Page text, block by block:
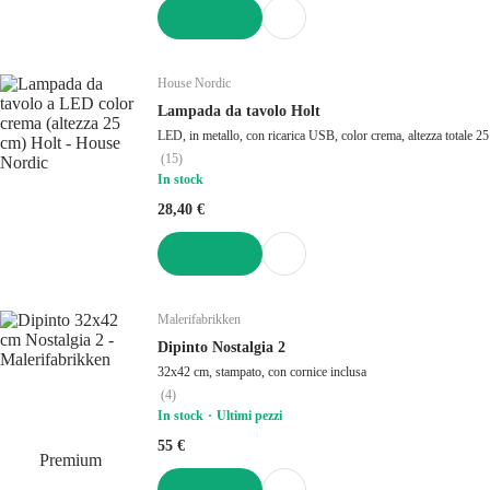
House Nordic
Lampada da tavolo Holt
LED, in metallo, con ricarica USB, color crema, altezza totale
(15)
In stock
28,40 €
Premium
Malerifabrikken
Dipinto Nostalgia 2
32x42 cm, stampato, con cornice inclusa
(4)
In stock
Ultimi pezzi
55 €